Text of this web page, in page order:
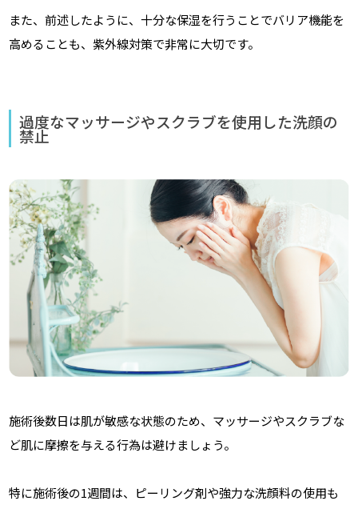
また、前述したように、十分な保湿を行うことでバリア機能を
高めることも、紫外線対策で非常に大切です。
過度なマッサージやスクラブを使用した洗顔の
禁止
施術後数日は肌が敏感な状態のため、マッサージやスクラブな
ど肌に摩擦を与える行為は避けましょう。
特に施術後の1週間は、ピーリング剤や強力な洗顔料の使用も